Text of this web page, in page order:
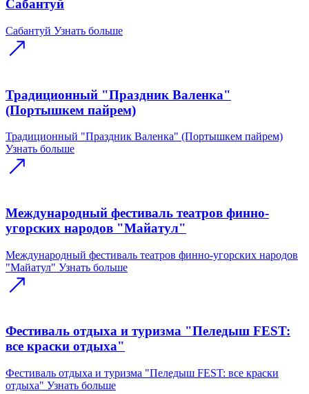
Сабантуй
Сабантуй Узнать больше
Традиционный "Праздник Валенка"
(Портышкем пайрем)
Традиционный "Праздник Валенка" (Портышкем пайрем)
Узнать больше
Международный фестиваль театров финно-
угорских народов "Майатул"
Международный фестиваль театров финно-угорских народов
"Майатул" Узнать больше
Фестиваль отдыха и туризма "Пеледыш FEST:
все краски отдыха"
Фестиваль отдыха и туризма "Пеледыш FEST: все краски
отдыха" Узнать больше